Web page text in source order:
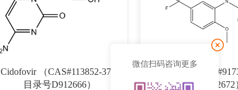
Cidofovir （CAS#113852-37-2
目录号D912666）
Letermovir （
目录号D912672
微信扫码咨询更多